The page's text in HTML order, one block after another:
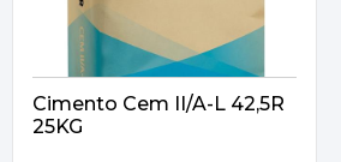
Cimento Cem II/A-L 42,5R
25KG